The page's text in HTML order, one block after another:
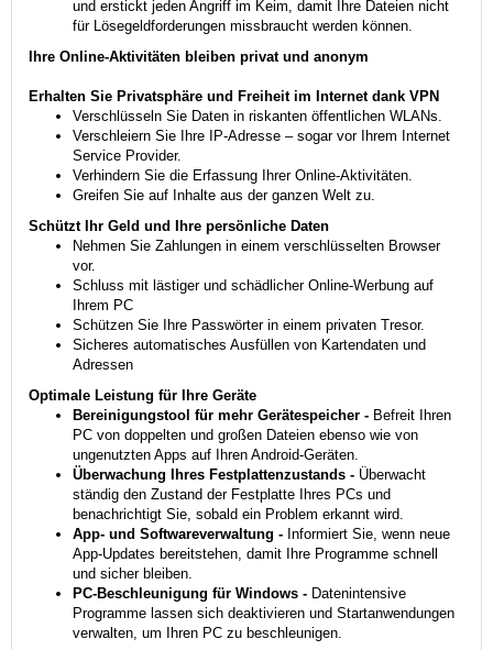
und erstickt jeden Angriff im Keim, damit Ihre Dateien nicht
für Lösegeldforderungen missbraucht werden können.
Ihre Online-Aktivitäten bleiben privat und anonym
Erhalten Sie Privatsphäre und Freiheit im Internet dank VPN
Verschlüsseln Sie Daten in riskanten öffentlichen WLANs.
Verschleiern Sie Ihre IP-Adresse – sogar vor Ihrem Internet
Service Provider.
Verhindern Sie die Erfassung Ihrer Online-Aktivitäten.
Greifen Sie auf Inhalte aus der ganzen Welt zu.
Schützt Ihr Geld und Ihre persönliche Daten
Nehmen Sie Zahlungen in einem verschlüsselten Browser
vor.
Schluss mit lästiger und schädlicher Online-Werbung auf
Ihrem PC
Schützen Sie Ihre Passwörter in einem privaten Tresor.
Sicheres automatisches Ausfüllen von Kartendaten und
Adressen
Optimale Leistung für Ihre Geräte
Bereinigungstool für mehr Gerätespeicher - Befreit Ihren
PC von doppelten und großen Dateien ebenso wie von
ungenutzten Apps auf Ihren Android-Geräten.
Überwachung Ihres Festplattenzustands - Überwacht
ständig den Zustand der Festplatte Ihres PCs und
benachrichtigt Sie, sobald ein Problem erkannt wird.
App- und Softwareverwaltung - Informiert Sie, wenn neue
App-Updates bereitstehen, damit Ihre Programme schnell
und sicher bleiben.
PC-Beschleunigung für Windows - Datenintensive
Programme lassen sich deaktivieren und Startanwendungen
verwalten, um Ihren PC zu beschleunigen.